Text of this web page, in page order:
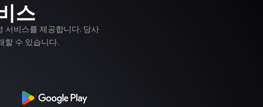
스
서비스를 제공합니다. 당사
할 수 있습니다.